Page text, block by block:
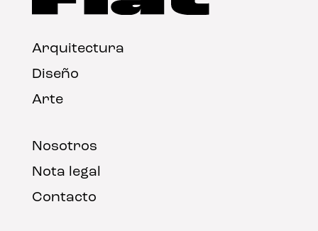
Arquitectura
Diseño
Arte
Nosotros
Nota legal
Contacto